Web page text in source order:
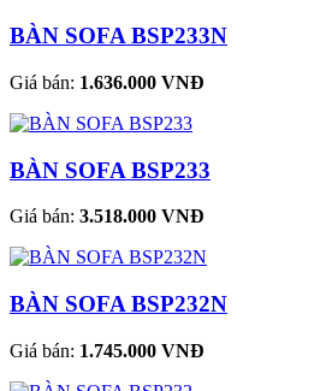
BÀN SOFA BSP233N
Giá bán: 1.636.000 VNĐ
BÀN SOFA BSP233
Giá bán: 3.518.000 VNĐ
BÀN SOFA BSP232N
Giá bán: 1.745.000 VNĐ